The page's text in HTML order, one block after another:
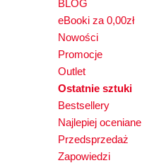
BLOG
eBooki za 0,00zł
Nowości
Promocje
Outlet
Ostatnie sztuki
Bestsellery
Najlepiej oceniane
Przedsprzedaż
Zapowiedzi